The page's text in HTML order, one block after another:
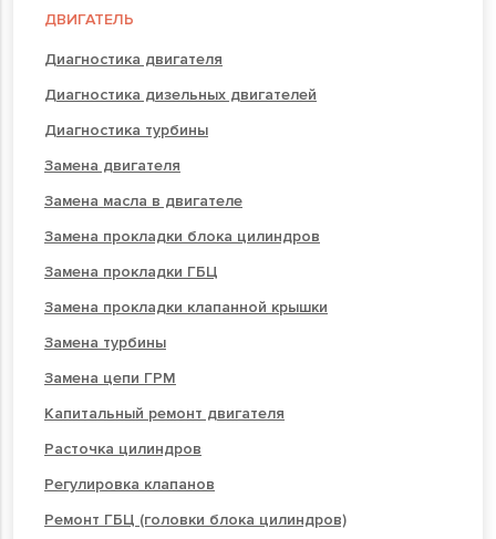
ДВИГАТЕЛЬ
Диагностика двигателя
Диагностика дизельных двигателей
Диагностика турбины
Замена двигателя
Замена масла в двигателе
Замена прокладки блока цилиндров
Замена прокладки ГБЦ
Замена прокладки клапанной крышки
Замена турбины
Замена цепи ГРМ
Капитальный ремонт двигателя
Расточка цилиндров
Регулировка клапанов
Ремонт ГБЦ (головки блока цилиндров)